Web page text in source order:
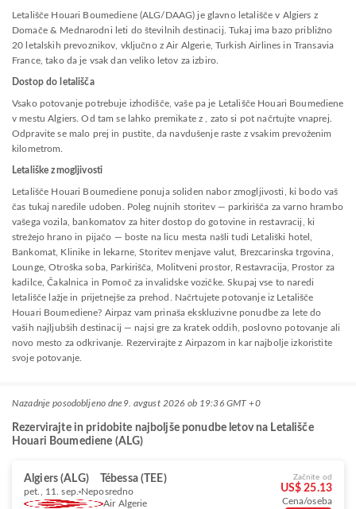
Letališče Houari Boumediene (ALG/DAAG) je glavno letališče v Algiers z
Domače & Mednarodni leti do številnih destinacij. Tukaj ima bazo približno
20 letalskih prevoznikov, vključno z Air Algerie, Turkish Airlines in Transavia
France, tako da je vsak dan veliko letov za izbiro.
Dostop do letališča
Vsako potovanje potrebuje izhodišče, vaše pa je Letališče Houari Boumediene
v mestu Algiers. Od tam se lahko premikate z , zato si pot načrtujte vnaprej.
Odpravite se malo prej in pustite, da navdušenje raste z vsakim prevoženim
kilometrom.
Letališke zmogljivosti
Letališče Houari Boumediene ponuja soliden nabor zmogljivosti, ki bodo vaš
čas tukaj naredile udoben. Poleg nujnih storitev — parkirišča za varno hrambo
vašega vozila, bankomatov za hiter dostop do gotovine in restavracij, ki
strežejo hrano in pijačo — boste na licu mesta našli tudi Letališki hotel,
Bankomat, Klinike in lekarne, Storitev menjave valut, Brezcarinska trgovina,
Lounge, Otroška soba, Parkirišča, Molitveni prostor, Restavracija, Prostor za
kadilce, Čakalnica in Pomoč za invalidske vozičke. Skupaj vse to naredi
letališče lažje in prijetnejše za prehod. Načrtujete potovanje iz Letališče
Houari Boumediene? Airpaz vam prinaša ekskluzivne ponudbe za lete do
vaših najljubših destinacij — najsi gre za kratek oddih, poslovno potovanje ali
novo mesto za odkrivanje. Rezervirajte z Airpazom in kar najbolje izkoristite
svoje potovanje.
Nazadnje posodobljeno dne9. avgust 2026 ob 19:36 GMT +0
Rezervirajte in pridobite najboljše ponudbe letov na Letališče
Houari Boumediene (ALG)
Algiers (ALG) Tébessa (TEE)
pet., 11. sep. Neposredno
Air Algerie
Začnite od
US$ 25.13
Cena/oseba